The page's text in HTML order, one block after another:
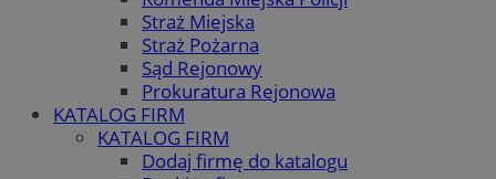
Straż Miejska
Straż Pożarna
Sąd Rejonowy
Prokuratura Rejonowa
KATALOG FIRM
KATALOG FIRM
Dodaj firmę do katalogu